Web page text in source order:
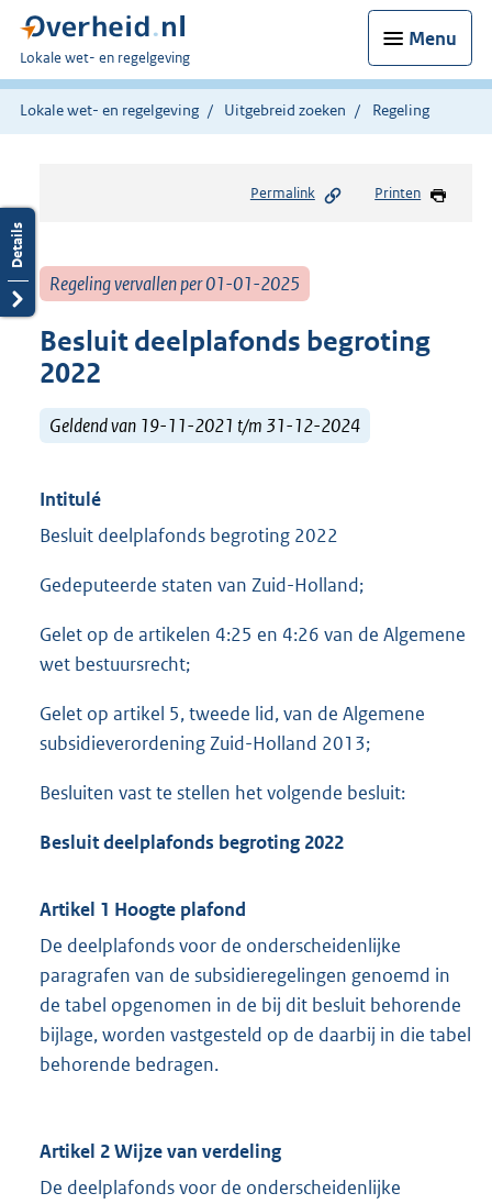
Menu
U
bent
hier:
Lokale wet- en regelgeving
Lokale wet- en regelgeving Uitgebreid zoeken Regeling
Permalink Printen
Regeling vervallen per 01-01-2025
Besluit deelplafonds begroting
2022
Geldend van 19-11-2021 t/m 31-12-2024
Intitulé
Besluit deelplafonds begroting 2022
Gedeputeerde staten van Zuid-Holland;
Gelet op de artikelen 4:25 en 4:26 van de Algemene
wet bestuursrecht;
Gelet op artikel 5, tweede lid, van de Algemene
subsidieverordening Zuid-Holland 2013;
Besluiten vast te stellen het volgende besluit:
Besluit deelplafonds begroting 2022
Artikel 1 Hoogte plafond
De deelplafonds voor de onderscheidenlijke
paragrafen van de subsidieregelingen genoemd in
de tabel opgenomen in de bij dit besluit behorende
bijlage, worden vastgesteld op de daarbij in die tabel
behorende bedragen.
Artikel 2 Wijze van verdeling
De deelplafonds voor de onderscheidenlijke